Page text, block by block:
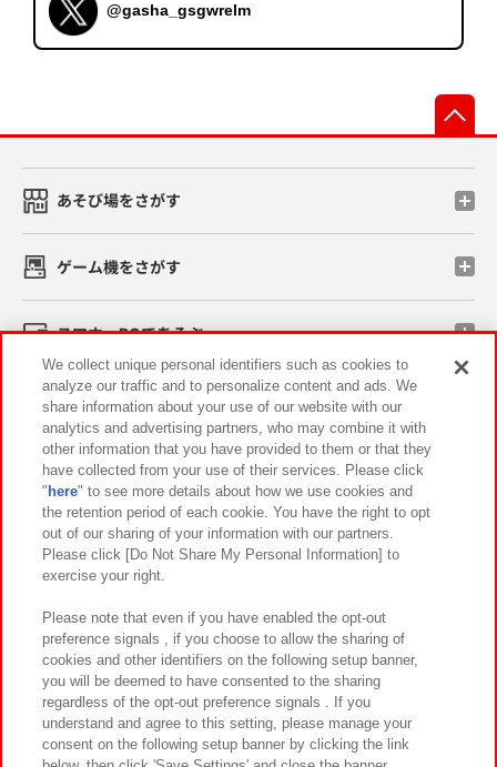
@gasha_gsgwrelm
あそび場をさがす
ゲーム機をさがす
スマホ・PCであそぶ
イベント・キャンペーン
関連会社 サステナビリティ サイトポリシー
プライバシーポリシー ウェブアクセシビリティ方針と検証結果
お取引先さまとともに
カスタマーハラスメント対応方針 よくあるご質問・お問い合わせ
We collect unique personal identifiers such as cookies to
analyze our traffic and to personalize content and ads. We
share information about your use of our website with our
analytics and advertising partners, who may combine it with
other information that you have provided to them or that they
have collected from your use of their services. Please click
" here" to see more details about how we use cookies and
the retention period of each cookie. You have the right to opt
out of our sharing of your information with our partners.
Please click [Do Not Share My Personal Information] to
exercise your right.
Please note that even if you have enabled the opt-out
preference signals , if you choose to allow the sharing of
cookies and other identifiers on the following setup banner,
you will be deemed to have consented to the sharing
regardless of the opt-out preference signals . If you
understand and agree to this setting, please manage your
consent on the following setup banner by clicking the link